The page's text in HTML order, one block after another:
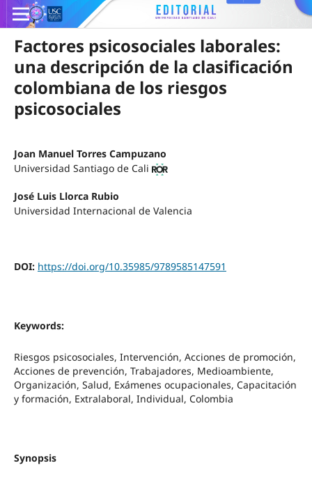
Factores psicosociales laborales:
una descripción de la clasificación
colombiana de los riesgos
psicosociales
Joan Manuel Torres Campuzano
Universidad Santiago de Cali
José Luis Llorca Rubio
Universidad Internacional de Valencia
DOI: https://doi.org/10.35985/9789585147591
Keywords:
Riesgos psicosociales, Intervención, Acciones de promoción,
Acciones de prevención, Trabajadores, Medioambiente,
Organización, Salud, Exámenes ocupacionales, Capacitación
y formación, Extralaboral, Individual, Colombia
Synopsis